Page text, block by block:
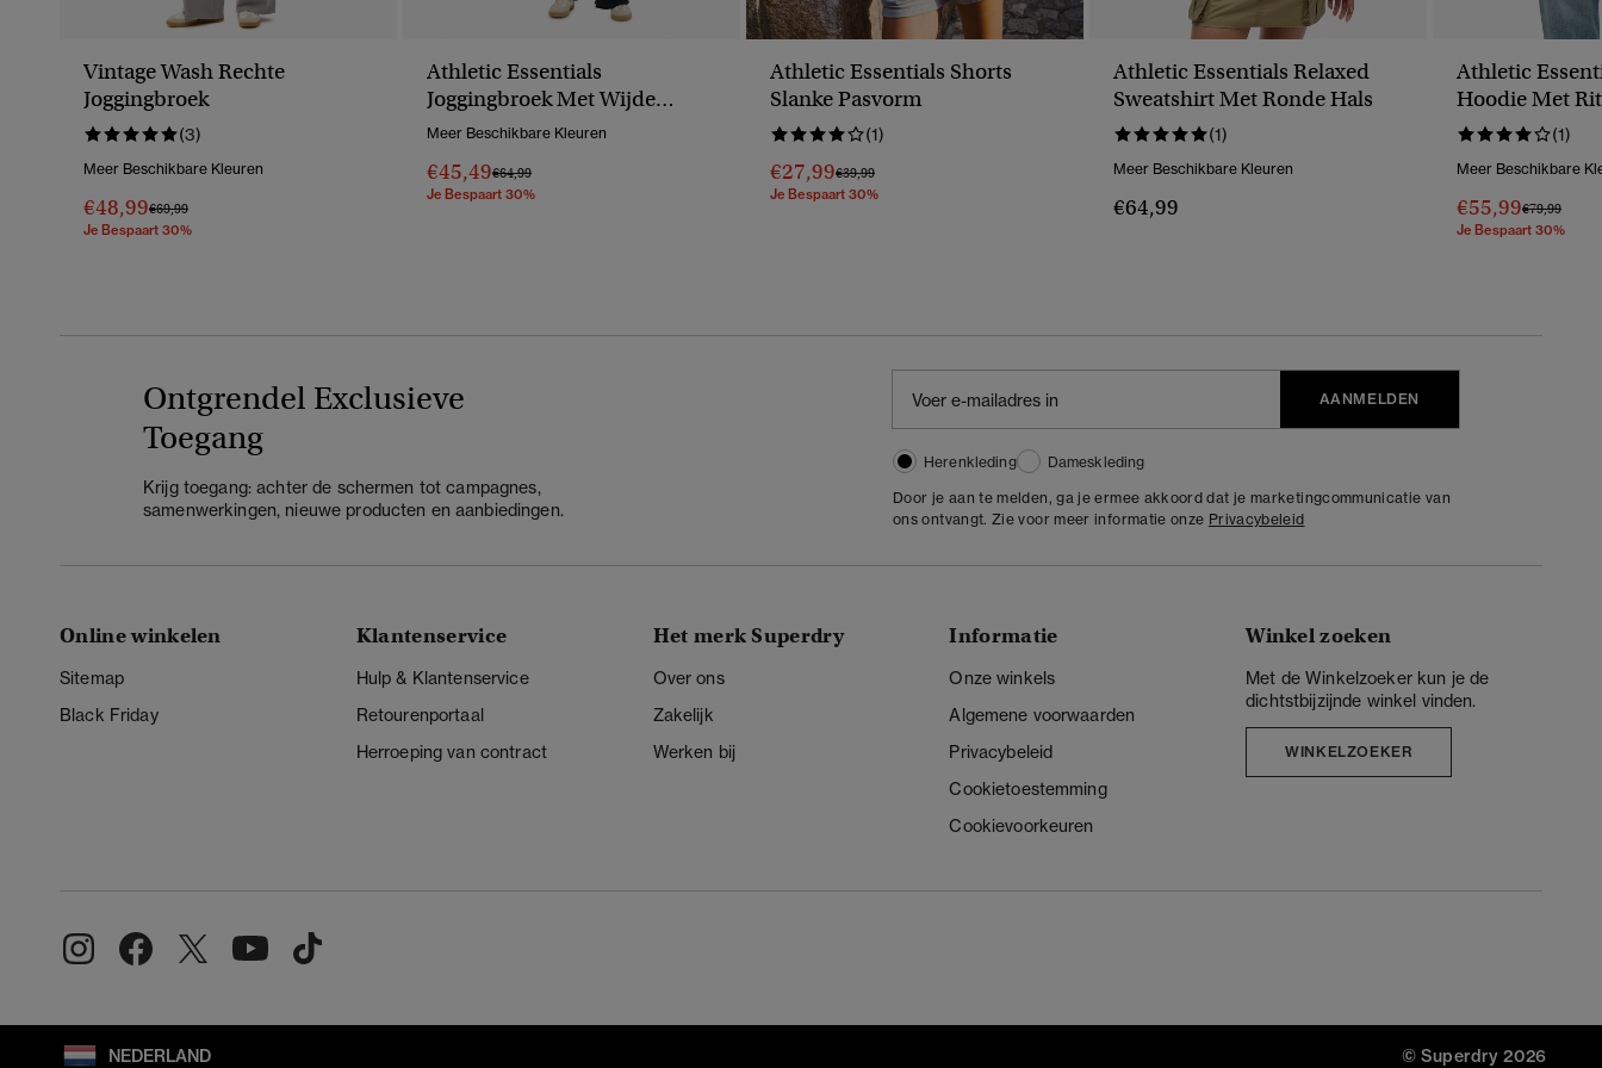
Vintage Wash Rechte
Joggingbroek
(3)
Meer Beschikbare Kleuren
€48,99Prijs Verlaagd Van
€69,99Naar
Je Bespaart 30%
Athletic Essentials
Joggingbroek Met Wijde
Pijpen
Meer Beschikbare Kleuren
€45,49Prijs Verlaagd Van
€64,99Naar
Je Bespaart 30%
Athletic Essentials Shorts
Slanke Pasvorm
(1)
€27,99Prijs Verlaagd Van
€39,99Naar
Je Bespaart 30%
Athletic Essentials Relaxed
Sweatshirt Met Ronde Hals
(1)
Meer Beschikbare Kleuren
€64,99
Athletic
Hoodie Met
(1)
Meer Beschikbare
€55,99Prijs
€79,99Naar
Je Bespaart 30%
Ontgrendel Exclusieve
Toegang
Krijg toegang: achter de schermen tot campagnes,
samenwerkingen, nieuwe producten en aanbiedingen.
AANMELDEN
Herenkleding
Dameskleding
Door je aan te melden, ga je ermee akkoord dat je marketingcommunicatie van
ons ontvangt. Zie voor meer informatie onze Privacybeleid
Online winkelen
Sitemap
Black Friday
Klantenservice
Hulp & Klantenservice
Retourenportaal
Herroeping van contract
Het merk Superdry
Over ons
Zakelijk
Werken bij
Informatie
Onze winkels
Algemene voorwaarden
Privacybeleid
Cookietoestemming
Cookievoorkeuren
Winkel zoeken
Met de Winkelzoeker kun je de
dichtstbijzijnde winkel vinden.
WINKELZOEKER
NEDERLAND © Superdry 2026